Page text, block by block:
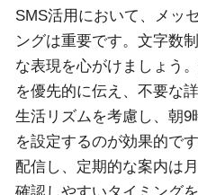
SMS活用において、メッ
ングは重要です。文字数
な表現を心がけましょう
を優先的に伝え、不要な
生活リズムを考慮し、朝9
を設定するのが効果的で
配信し、定期的な案内は
確認しやすいタイミング